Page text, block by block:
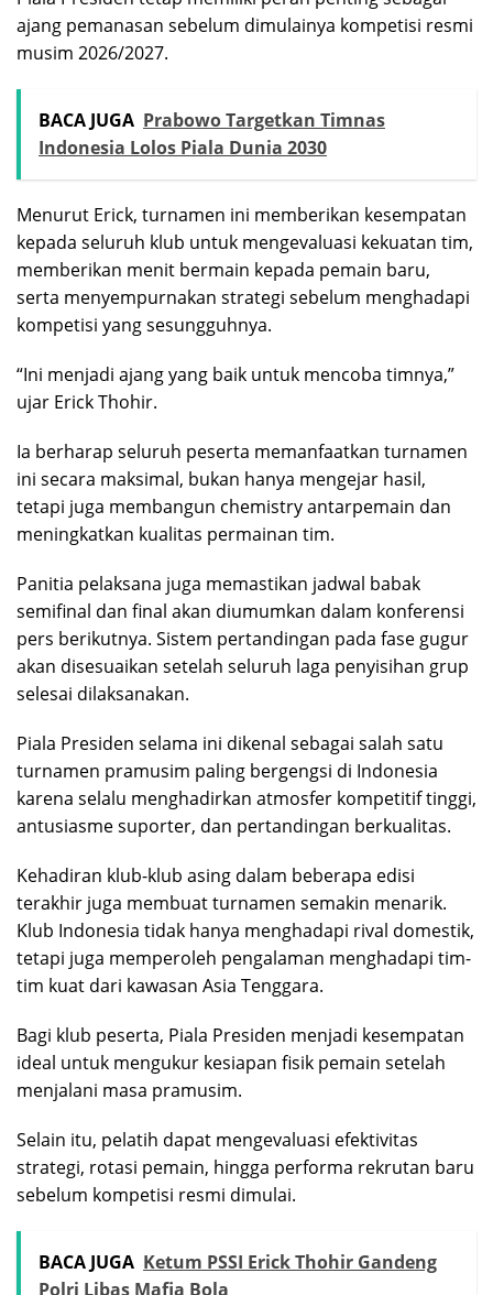
ajang pemanasan sebelum dimulainya kompetisi resmi
musim 2026/2027.
BACA JUGA Prabowo Targetkan Timnas
Indonesia Lolos Piala Dunia 2030
Menurut Erick, turnamen ini memberikan kesempatan
kepada seluruh klub untuk mengevaluasi kekuatan tim,
memberikan menit bermain kepada pemain baru,
serta menyempurnakan strategi sebelum menghadapi
kompetisi yang sesungguhnya.
“Ini menjadi ajang yang baik untuk mencoba timnya,”
ujar Erick Thohir.
Ia berharap seluruh peserta memanfaatkan turnamen
ini secara maksimal, bukan hanya mengejar hasil,
tetapi juga membangun chemistry antarpemain dan
meningkatkan kualitas permainan tim.
Panitia pelaksana juga memastikan jadwal babak
semifinal dan final akan diumumkan dalam konferensi
pers berikutnya. Sistem pertandingan pada fase gugur
akan disesuaikan setelah seluruh laga penyisihan grup
selesai dilaksanakan.
Piala Presiden selama ini dikenal sebagai salah satu
turnamen pramusim paling bergengsi di Indonesia
karena selalu menghadirkan atmosfer kompetitif tinggi,
antusiasme suporter, dan pertandingan berkualitas.
Kehadiran klub-klub asing dalam beberapa edisi
terakhir juga membuat turnamen semakin menarik.
Klub Indonesia tidak hanya menghadapi rival domestik,
tetapi juga memperoleh pengalaman menghadapi tim-
tim kuat dari kawasan Asia Tenggara.
Bagi klub peserta, Piala Presiden menjadi kesempatan
ideal untuk mengukur kesiapan fisik pemain setelah
menjalani masa pramusim.
Selain itu, pelatih dapat mengevaluasi efektivitas
strategi, rotasi pemain, hingga performa rekrutan baru
sebelum kompetisi resmi dimulai.
BACA JUGA Ketum PSSI Erick Thohir Gandeng
Polri Libas Mafia Bola